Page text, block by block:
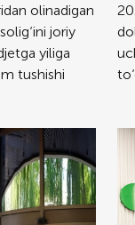
olinadigan
joriy
yiliga
tushishi